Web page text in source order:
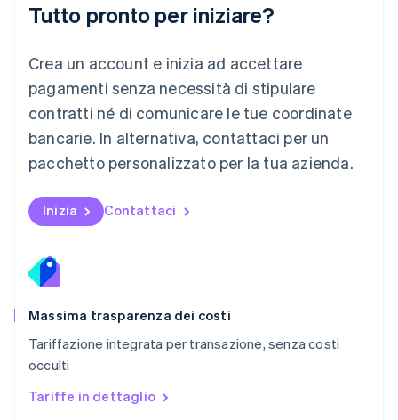
Tutto pronto per iniziare?
Crea un account e inizia ad accettare
pagamenti senza necessità di stipulare
contratti né di comunicare le tue coordinate
bancarie. In alternativa, contattaci per un
pacchetto personalizzato per la tua azienda.
Inizia Contattaci
Massima trasparenza dei costi
Tariffazione integrata per transazione, senza costi
occulti
Tariffe in dettaglio
Malta
English
EspañolEnglish
Norvegia
English
Nuova Zelanda
English
NederlandsEnglish
English
Portogallo
RAS di Hong Kong, Cina
English
English
English
Romania
English